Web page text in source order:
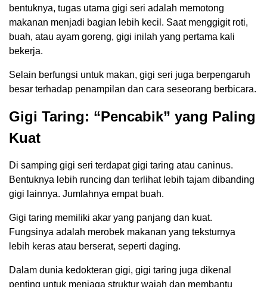
bentuknya, tugas utama gigi seri adalah memotong
makanan menjadi bagian lebih kecil. Saat menggigit roti,
buah, atau ayam goreng, gigi inilah yang pertama kali
bekerja.
Selain berfungsi untuk makan, gigi seri juga berpengaruh
besar terhadap penampilan dan cara seseorang berbicara.
Gigi Taring: “Pencabik” yang Paling
Kuat
Di samping gigi seri terdapat gigi taring atau caninus.
Bentuknya lebih runcing dan terlihat lebih tajam dibanding
gigi lainnya. Jumlahnya empat buah.
Gigi taring memiliki akar yang panjang dan kuat.
Fungsinya adalah merobek makanan yang teksturnya
lebih keras atau berserat, seperti daging.
Dalam dunia kedokteran gigi, gigi taring juga dikenal
penting untuk menjaga struktur wajah dan membantu